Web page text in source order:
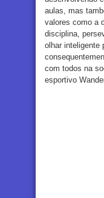
aulas, mas
valores como a
disciplina,
olhar inteligente
com todos na
esportivo